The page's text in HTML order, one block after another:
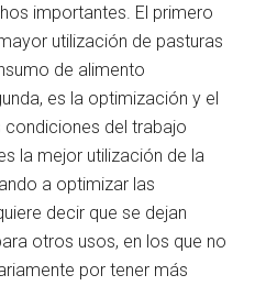
importantes. El primero
utilización de pasturas
de alimento
es la optimización y el
del trabajo
la mejor utilización de la
a optimizar las
decir que se dejan
otros usos, en los que no
por tener más